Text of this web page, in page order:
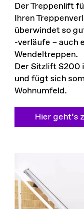
Der Treppenlift
Ihren
überwindet so
-verläufe – auch
Wendeltreppen.
Der Sitzlift S200
und fügt sich
Wohnumfeld.
Hier geht’s